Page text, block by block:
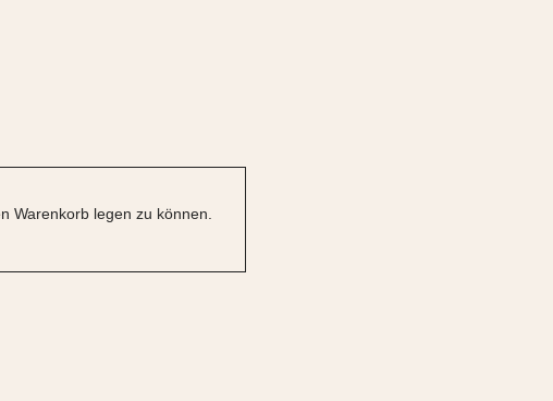
Warenkorb legen zu können.